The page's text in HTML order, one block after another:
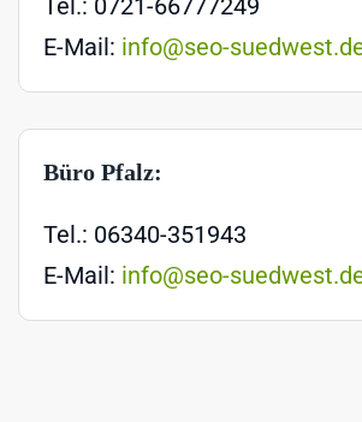
E-Mail: info@seo-
Büro Pfalz:
Tel.: 06340-351943
E-Mail: info@seo-